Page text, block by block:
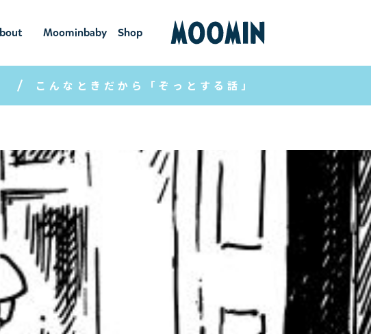
ミン
いて
Moominbaby
ムーミンベ
ビー
Shop
ショ
ップ
こんなときだから「ぞっとする話」